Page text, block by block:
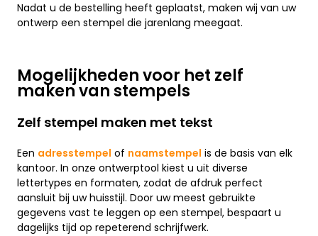
Nadat u de bestelling heeft geplaatst, maken wij van uw
ontwerp een stempel die jarenlang meegaat.
Mogelijkheden voor het zelf
maken van stempels
Zelf stempel maken met tekst
Een adresstempel of naamstempel is de basis van elk
kantoor. In onze ontwerptool kiest u uit diverse
lettertypes en formaten, zodat de afdruk perfect
aansluit bij uw huisstijl. Door uw meest gebruikte
gegevens vast te leggen op een stempel, bespaart u
dagelijks tijd op repeterend schrijfwerk.